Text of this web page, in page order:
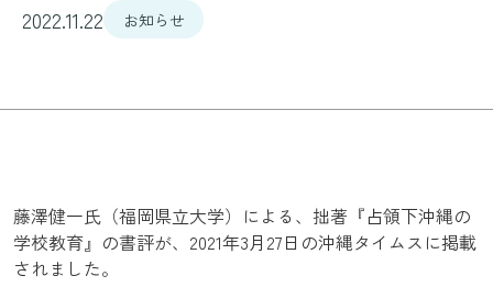
2022.11.22 お知らせ
藤澤健一氏（福岡県立大学）による、拙著『占領下沖縄の
学校教育』の書評が、2021年3月27日の沖縄タイムスに掲載
されました。